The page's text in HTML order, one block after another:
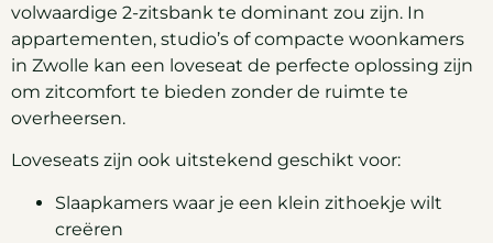
volwaardige 2-zitsbank te dominant zou zijn. In
appartementen, studio’s of compacte woonkamers
in Zwolle kan een loveseat de perfecte oplossing zijn
om zitcomfort te bieden zonder de ruimte te
overheersen.
Loveseats zijn ook uitstekend geschikt voor:
Slaapkamers waar je een klein zithoekje wilt
creëren